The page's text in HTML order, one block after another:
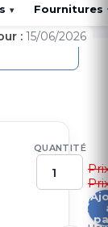
▾ Fournitures
QUANTITÉ
: 15/06/2026